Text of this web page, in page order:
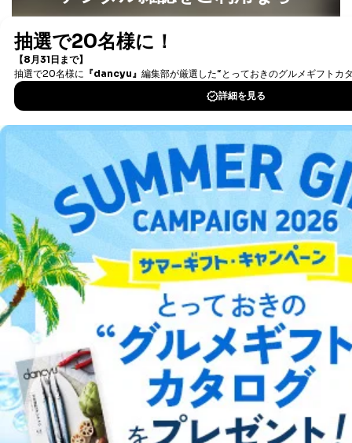
書籍）が無料で読み放題！
DOWNLOAD FOR IOS
DOWNLOAD FOR ANDROID
ご利用方法はこちら
総合案内
アフィリエイト 採用情報
プレスリリース お問い合わせ
利用規約プライバシーポリシー 特定商取引法に基づく表示
出版社の皆様へ
投資家の皆様へサイトマップ